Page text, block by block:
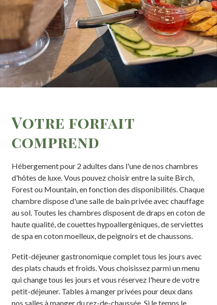
Votre forfait
comprend
Hébergement pour 2 adultes dans l'une de nos chambres
d'hôtes de luxe. Vous pouvez choisir entre la suite Birch,
Forest ou Mountain, en fonction des disponibilités. Chaque
chambre dispose d'une salle de bain privée avec chauffage
au sol. Toutes les chambres disposent de draps en coton de
haute qualité, de couettes hypoallergéniques, de serviettes
de spa en coton moelleux, de peignoirs et de chaussons.
Petit-déjeuner gastronomique complet tous les jours avec
des plats chauds et froids. Vous choisissez parmi un menu
qui change tous les jours et vous réservez l'heure de votre
petit-déjeuner. Tables à manger privées pour deux dans
nos salles à manger du rez-de-chaussée. Si le temps le